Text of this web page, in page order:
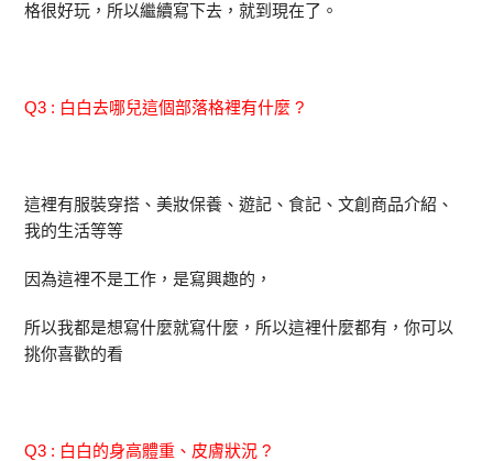
格很好玩，所以繼續寫下去，就到現在了。
Q3 : 白白去哪兒這個部落格裡有什麼 ?
這裡有服裝穿搭、美妝保養、遊記、食記、文創商品介紹、
我的生活等等
因為這裡不是工作，是寫興趣的，
所以我都是想寫什麼就寫什麼，所以這裡什麼都有，你可以
挑你喜歡的看
Q3 : 白白的身高體重、皮膚狀況 ?